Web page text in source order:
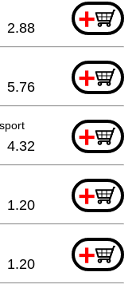
+
2.88
+
5.76
+
4.32
+
1.20
+
1.20